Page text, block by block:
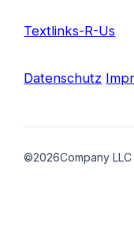
Textlinks-R-Us
Datenschutz
©2026Company LLC